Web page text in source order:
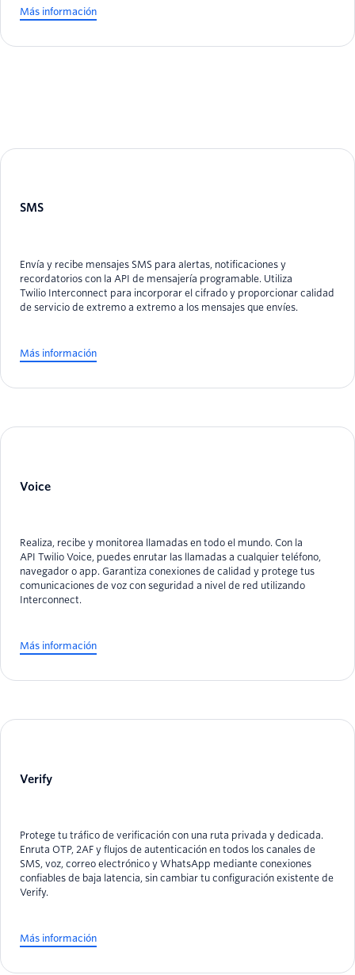
Más información
SMS
Envía y recibe mensajes SMS para alertas, notificaciones y
recordatorios con la API de mensajería programable. Utiliza
Twilio Interconnect para incorporar el cifrado y proporcionar calidad
de servicio de extremo a extremo a los mensajes que envíes.
Más información
Voice
Realiza, recibe y monitorea llamadas en todo el mundo. Con la
API Twilio Voice, puedes enrutar las llamadas a cualquier teléfono,
navegador o app. Garantiza conexiones de calidad y protege tus
comunicaciones de voz con seguridad a nivel de red utilizando
Interconnect.
Más información
Verify
Protege tu tráfico de verificación con una ruta privada y dedicada.
Enruta OTP, 2AF y flujos de autenticación en todos los canales de
SMS, voz, correo electrónico y WhatsApp mediante conexiones
confiables de baja latencia, sin cambiar tu configuración existente de
Verify.
Más información